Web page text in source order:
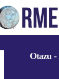
Otazu -